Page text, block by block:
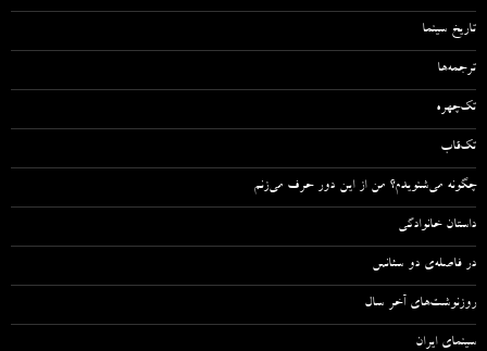
تاریخ سینما
ترجمه‌ها
تک‌چهره
تک‌قاب
چگونه می‌شنویدم؟ من از این دور حرف می‌زنم
داستان خانوادگی
در فاصله‌ی دو سئانس
روزنوشت‌های آخر سال
سینمای ایران